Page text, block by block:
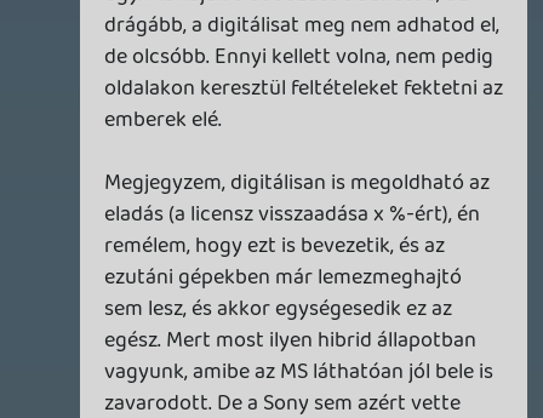
Fazon 2013.06.21 19:28:56 #0a3lf
Igazból mást vártam, de jó volt így is, hogy
inkább megérteni próbáltátok az MS új
abban viszont nem értek egyet, hogy az
egy "jó" út lett volna, ha kihagyják a
meghajtót a gépből és kizárólag digitálisan
terjesztik a játékokat.
A fizetőképes gémer réteg igényli a kézzel
fogható játékokat tizenezrekért .....
legalább még egy generációnak le kell
pörögjön mire TALÁN bevezethető egy
hasonló elképzelés, viszont addigra a
mostani játékosok 90%-a le fogja tenni a